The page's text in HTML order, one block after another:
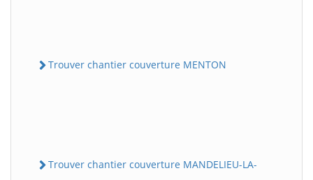
Trouver chantier couverture MENTON
Trouver chantier couverture MANDELIEU-LA-